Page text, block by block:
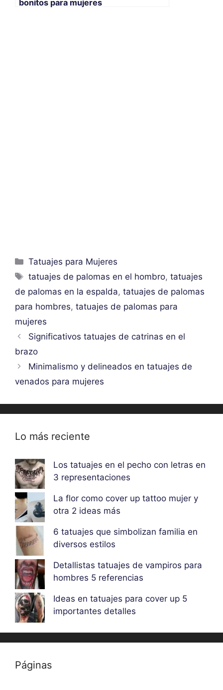
bonitos para mujeres
Categorías
Tatuajes para Mujeres
Etiquetas
tatuajes de palomas en el hombro,tatuajes
de palomas en la espalda, tatuajes de palomas
para hombres, tatuajes de palomas para
mujeres
Significativos tatuajes de catrinas en el
brazo
Minimalismo y delineados en tatuajes de
venados para mujeres
Lo más reciente
Los tatuajes en el pecho con letras en
3 representaciones
La flor como cover up tattoo mujer y
otra 2 ideas más
6 tatuajes que simbolizan familia en
diversos estilos
Detallistas tatuajes de vampiros para
hombres 5 referencias
Ideas en tatuajes para cover up 5
importantes detalles
Páginas